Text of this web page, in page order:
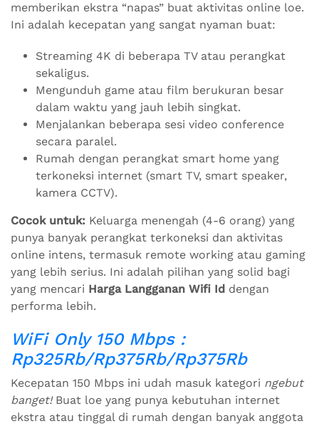
memberikan ekstra “napas” buat aktivitas online loe.
Ini adalah kecepatan yang sangat nyaman buat:
Streaming 4K di beberapa TV atau perangkat
sekaligus.
Mengunduh game atau film berukuran besar
dalam waktu yang jauh lebih singkat.
Menjalankan beberapa sesi video conference
secara paralel.
Rumah dengan perangkat smart home yang
terkoneksi internet (smart TV, smart speaker,
kamera CCTV).
Cocok untuk: Keluarga menengah (4-6 orang) yang
punya banyak perangkat terkoneksi dan aktivitas
online intens, termasuk remote working atau gaming
yang lebih serius. Ini adalah pilihan yang solid bagi
yang mencari Harga Langganan Wifi Id dengan
performa lebih.
WiFi Only 150 Mbps :
Rp325Rb/Rp375Rb/Rp375Rb
Kecepatan 150 Mbps ini udah masuk kategori ngebut
banget!Buat loe yang punya kebutuhan internet
ekstra atau tinggal di rumah dengan banyak anggota